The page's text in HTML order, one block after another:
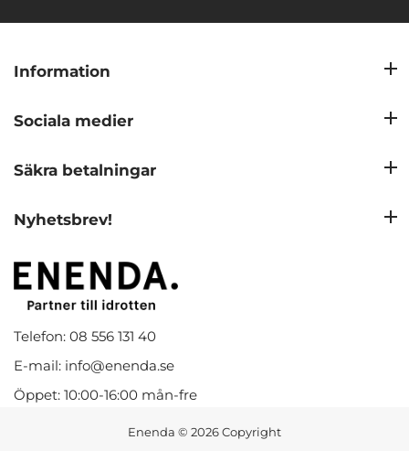
Telefon: 08 556 131 40
E-mail: info@enenda.se
Öppet: 10:00-16:00 mån-fre
Information
Sociala medier
Säkra betalningar
Nyhetsbrev!
Enenda © 2026 Copyright